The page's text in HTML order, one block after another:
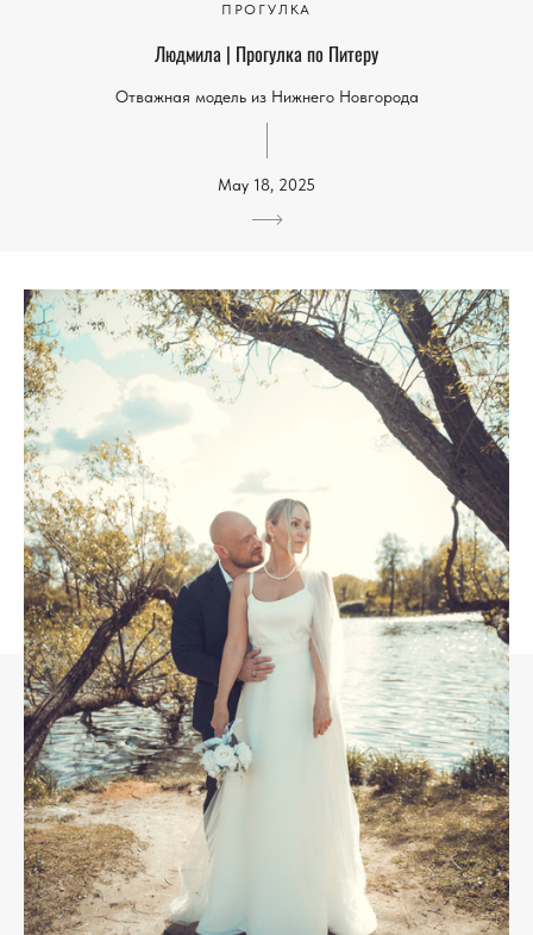
ПРОГУЛКА
Людмила | Прогулка по Питеру
Отважная модель из Нижнего Новгорода
May 18, 2025